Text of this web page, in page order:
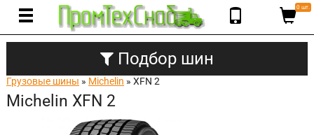
0 шт.
Подбор шин
Грузовые шины » Michelin » XFN 2
Michelin XFN 2